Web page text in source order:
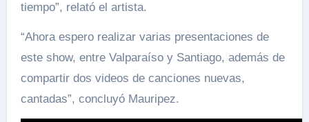
tiempo”, relató el artista.
“Ahora espero realizar varias presentaciones de
este show, entre Valparaíso y Santiago, además de
compartir dos videos de canciones nuevas,
cantadas”, concluyó Mauripez.